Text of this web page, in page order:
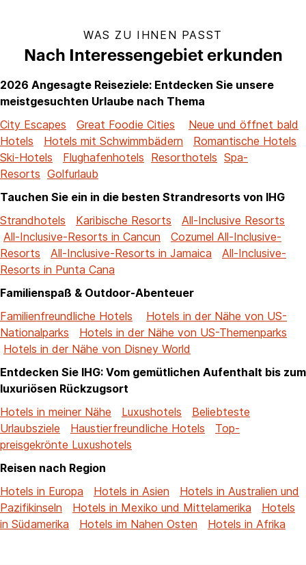
WAS ZU IHNEN PASST
Nach Interessengebiet erkunden
2026 Angesagte Reiseziele: Entdecken Sie unsere
meistgesuchten Urlaube nach Thema
City Escapes
Great Foodie Cities
Neue und öffnet bald
Hotels
Hotels mit Schwimmbädern
Romantische Hotels
Ski-Hotels
Flughafenhotels Resorthotels Spa-
Resorts Golfurlaub
Tauchen Sie ein in die besten Strandresorts von IHG
Strandhotels
Karibische Resorts
All-Inclusive Resorts
All-Inclusive-Resorts in Cancun
Cozumel All-Inclusive-
Resorts
All-Inclusive-Resorts in Jamaica
All-Inclusive-
Resorts in Punta Cana
Familienspaß & Outdoor-Abenteuer
Familienfreundliche Hotels
Hotels in der Nähe von US-
Nationalparks
Hotels in der Nähe von US-Themenparks
Hotels in der Nähe von Disney World
Entdecken Sie IHG: Vom gemütlichen Aufenthalt bis zum
luxuriösen Rückzugsort
Hotels in meiner Nähe
Luxushotels
Beliebteste
Urlaubsziele
Haustierfreundliche Hotels
Top-
preisgekrönte Luxushotels
Reisen nach Region
Hotels in Europa
Hotels in Asien
Hotels in Australien und
Pazifikinseln
Hotels in Mexiko und Mittelamerika
Hotels
in Südamerika
Hotels im Nahen Osten Hotels in Afrika